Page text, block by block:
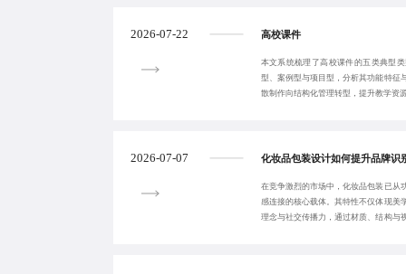
2026-07-22 高校课件
本文系统梳理了高校课件的五类典型
型、案例型与项目型，分析其功能特征
散制作向结构化管理转型，提升教学资
2026-07-07 化妆品包装设计如何提升品牌识
在竞争激烈的市场中，化妆品包装已从
感连接的核心载体。其特性不仅体现美
理念与社交传播力，通过材质、结构与